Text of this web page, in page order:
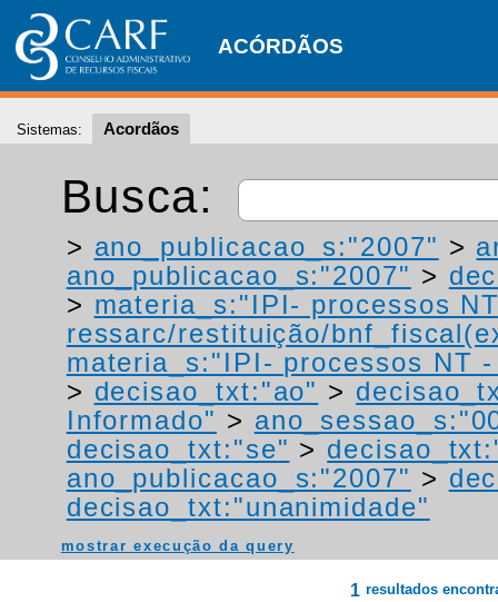
ACÓRDÃOS
Sistemas: Acordãos
Busca:
> ano_publicacao_s:"2007" >
ano_publicacao_s:"2007" >
> materia_s:"IPI- processos
ressarc/restituição/
materia_s:"IPI- processos NT
> decisao_txt:"ao" >
Informado" >
decisao_txt:"se" >
ano_publicacao_s:"2007" >
decisao_txt:"unanimidade"
mostrar execução da query
1 resultados